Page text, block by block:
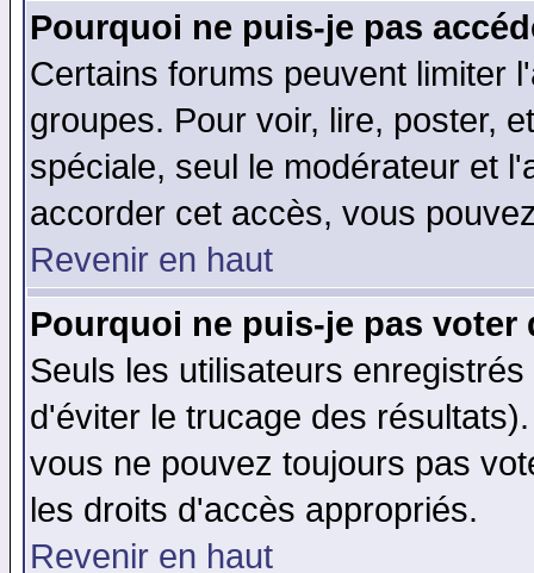
Pourquoi ne puis-je pas
Certains forums peuvent limiter
groupes. Pour voir, lire, poster,
spéciale, seul le modérateur et
accorder cet accès, vous
Revenir en haut
Pourquoi ne puis-je pas voter
Seuls les utilisateurs
d'éviter le trucage des
vous ne pouvez toujours pas
les droits d'accès appropriés.
Revenir en haut